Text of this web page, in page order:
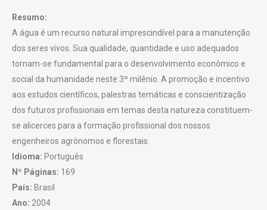
Resumo:
A água é um recurso natural imprescindível para a manutenção
dos seres vivos. Sua qualidade, quantidade e uso adequados
tornam-se fundamental para o desenvolvimento econômico e
social da humanidade neste 3º milênio. A promoção e incentivo
aos estudos científicos, palestras temáticas e conscientização
dos futuros profissionais em temas desta natureza constituem-
se alicerces para a formação profissional dos nossos
engenheiros agrônomos e florestais.
Idioma: Português
Nº Páginas: 169
País: Brasil
Ano: 2004